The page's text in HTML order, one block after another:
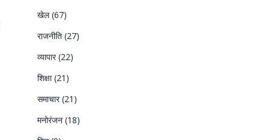
खेल(67)
राजनीति (27)
व्यापार(22)
शिक्षा(21)
समाचार(21)
मनोरंजन (18)